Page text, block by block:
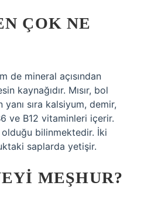
ÇOK NE
de mineral açısından
kaynağıdır. Mısır, bol
sıra kalsiyum, demir,
ve B12 vitaminleri içerir.
olduğu bilinmektedir. İki
saplarda yetişir.
MEŞHUR?